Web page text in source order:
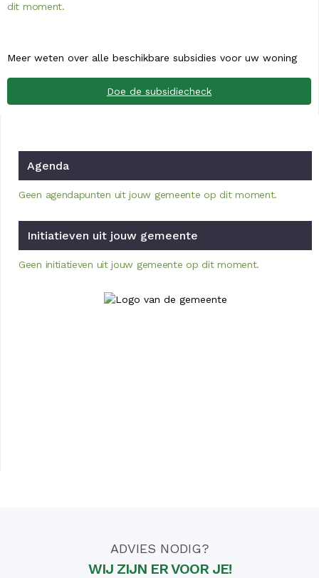
dit moment.
Meer weten over alle beschikbare subsidies voor uw woning
Doe de subsidiecheck
Agenda
Geen agendapunten uit jouw gemeente op dit moment.
Initiatieven uit jouw gemeente
Geen initiatieven uit jouw gemeente op dit moment.
ADVIES NODIG?
WIJ ZIJN ER VOOR JE!